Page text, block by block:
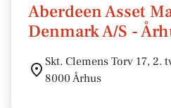
Aberdeen Asset
Denmark A/S -
Skt. Clemens Torv 17, 2.
8000 Århus